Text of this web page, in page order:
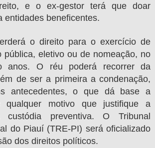
e o ex-gestor terá que doar
entidades beneficentes.
o direito para o exercício de
pública, eletivo ou de nomeação, no
anos. O réu poderá recorrer da
de ser a primeira a condenação,
antecedentes, o que dá base a
qualquer motivo que justifique a
custódia preventiva. O Tribunal
do Piauí (TRE-PI) será oficializado
dos direitos políticos.